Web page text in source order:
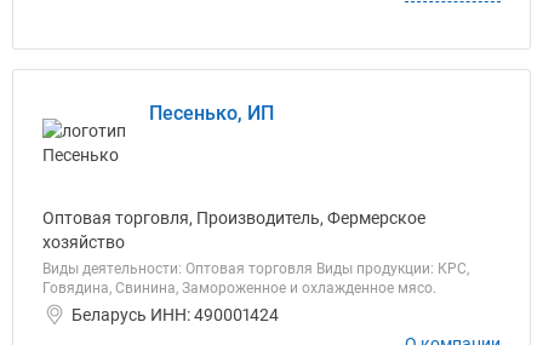
Песенько, ИП
Оптовая торговля, Производитель, Фермерское
хозяйство
Виды деятельности: Оптовая торговля Виды продукции: КРС,
Говядина, Свинина, Замороженное и охлажденное мясо.
Беларусь ИНН: 490001424